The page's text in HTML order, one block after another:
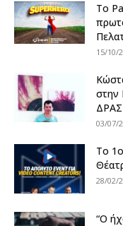
Το
15/10/
στην
03/07/
Το
28/02/
“Ο